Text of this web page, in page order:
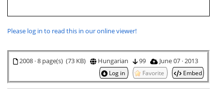
Please log in to read this in our online viewer!
2008 · 8 page(s) (73 KB) Hungarian 99 June 07 · 2013
Log in Favorite Embed